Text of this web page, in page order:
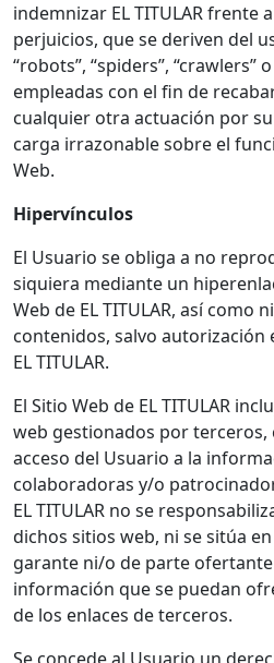
indemnizar EL TITULAR frente
perjuicios, que se deriven del
“robots”, “spiders”,
empleadas con el fin de
cualquier otra actuación por
carga irrazonable sobre el
Web.
Hipervínculos
El Usuario se obliga a no
siquiera mediante un
Web de EL TITULAR, así como
contenidos, salvo autorización
EL TITULAR.
El Sitio Web de EL TITULAR
web gestionados por
acceso del Usuario a la
colaboradoras y/o
EL TITULAR no se
dichos sitios web, ni se sitúa
garante ni/o de parte
información que se puedan
de los enlaces de terceros.